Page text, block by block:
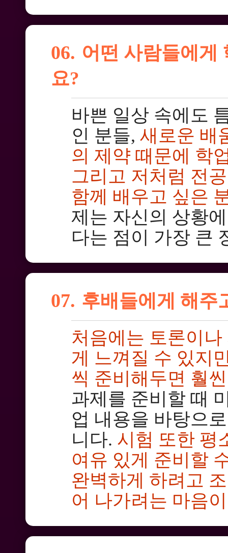
06. 어떤 사람들에게
요?
바쁜 일상 속에도
인 분들, 새로운 배
의 제약 때문에 학
그리고 저처럼 전
함께 배우고 싶은
제는 자신의 상황
다는 점이 가장 큰
07. 후배들에게 해주
처음에는 토론이
게 느껴질 수 있지
씩 준비해두면 훨
과제를 준비할 때
업 내용을 바탕으
니다. 시험 또한 평
여유 있게 준비할
완벽하게 하려고
어 나가려는 마음